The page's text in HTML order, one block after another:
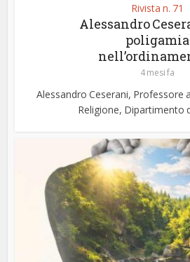
Rivista n. 71
Alessandro
poligamia
4 mesi fa
Alessandro Ceserani, Professore
Religione, Dipartimento